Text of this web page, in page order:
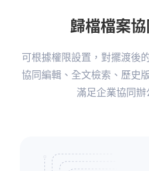
歸檔檔案
可根據權限設置，對擺渡後
協同編輯、全文檢索、歷史
滿足企業協同辦